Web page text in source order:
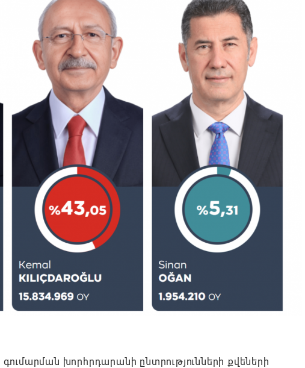
խորհրդարանի ընտրությունների քվեների